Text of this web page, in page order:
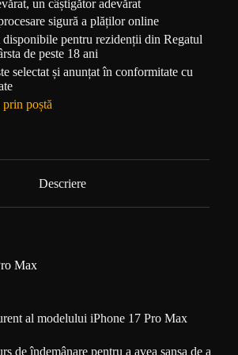
un câștigător adevărat
sigură a plăților online
pentru rezidenții din Regatul
de peste 18 ani
selectat și anunțat în conformitate cu
poștă
Descriere
Max
de îndemânare pentru a avea șansa de a